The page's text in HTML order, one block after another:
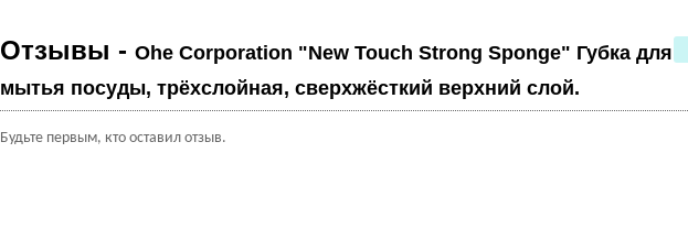
Отзывы -Ohe Corporation "New Touch Strong Sponge" Губка для
мытья посуды, трёхслойная, сверхжёсткий верхний слой.
Будьте первым, кто оставил отзыв.